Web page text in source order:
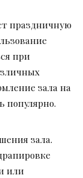
праздничную
при
зала на
популярно.
зала.
или